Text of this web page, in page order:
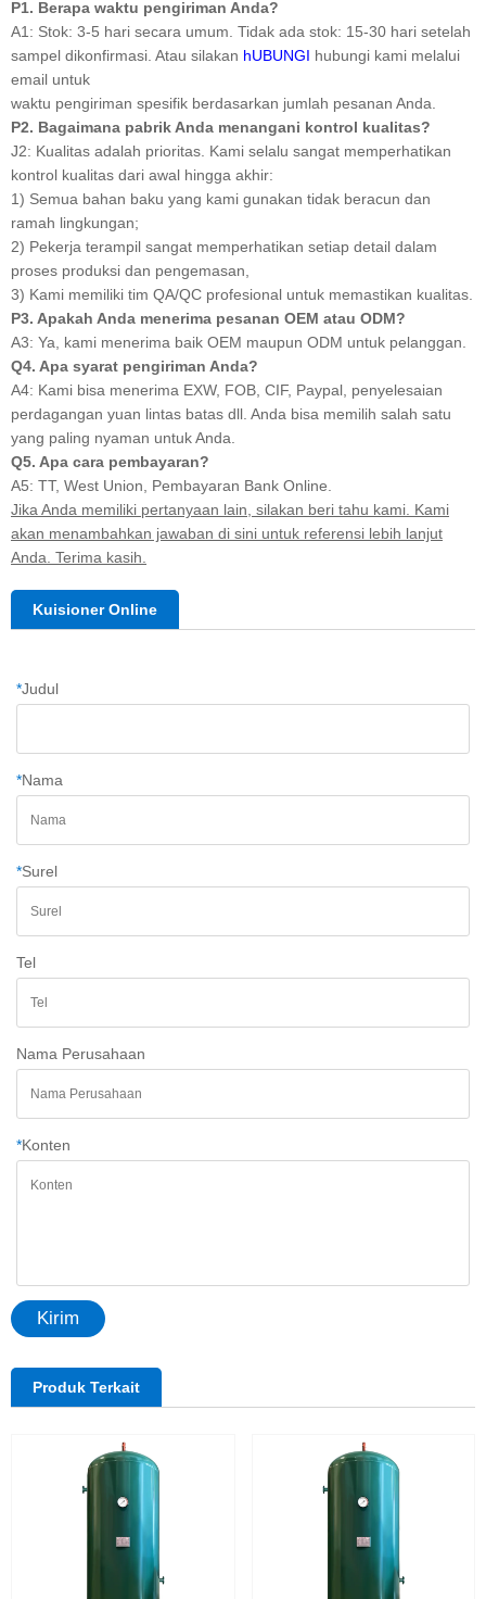
P1. Berapa waktu pengiriman Anda?
A1: Stok: 3-5 hari secara umum. Tidak ada stok: 15-30 hari setelah
sampel dikonfirmasi. Atau silakan hUBUNGI hubungi kami melalui
email untuk
waktu pengiriman spesifik berdasarkan jumlah pesanan Anda.
P2. Bagaimana pabrik Anda menangani kontrol kualitas?
J2: Kualitas adalah prioritas. Kami selalu sangat memperhatikan
kontrol kualitas dari awal hingga akhir:
1) Semua bahan baku yang kami gunakan tidak beracun dan
ramah lingkungan;
2) Pekerja terampil sangat memperhatikan setiap detail dalam
proses produksi dan pengemasan,
3) Kami memiliki tim QA/QC profesional untuk memastikan kualitas.
P3. Apakah Anda menerima pesanan OEM atau ODM?
A3: Ya, kami menerima baik OEM maupun ODM untuk pelanggan.
Q4. Apa syarat pengiriman Anda?
A4: Kami bisa menerima EXW, FOB, CIF, Paypal, penyelesaian
perdagangan yuan lintas batas dll. Anda bisa memilih salah satu
yang paling nyaman untuk Anda.
Q5. Apa cara pembayaran?
A5: TT, West Union, Pembayaran Bank Online.
Jika Anda memiliki pertanyaan lain, silakan beri tahu kami. Kami
akan menambahkan jawaban di sini untuk referensi lebih lanjut
Anda. Terima kasih.
Kuisioner Online
*Judul
*Nama
*Surel
Tel
Nama Perusahaan
*Konten
Kirim
Produk Terkait